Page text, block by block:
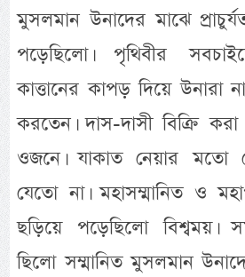
মুসলমান উনাদের মাঝে
পড়েছিলো। পৃথিবীর
কাত্তানের কাপড় দিয়ে উনারা
করতেন। দাস-দাসী বিক্রি
ওজনে। যাকাত নেয়ার
যেতো না। মহাসম্মানিত ও
ছড়িয়ে পড়েছিলো বিশ্বময়।
ছিলো সম্মানিত মুসলমান